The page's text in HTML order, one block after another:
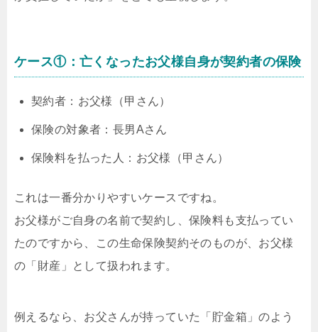
ケース①：亡くなったお父様自身が契約者の保険
契約者：お父様（甲さん）
保険の対象者：長男Aさん
保険料を払った人：お父様（甲さん）
これは一番分かりやすいケースですね。
お父様がご自身の名前で契約し、保険料も支払ってい
たのですから、この生命保険契約そのものが、お父様
の「財産」として扱われます。
例えるなら、お父さんが持っていた「貯金箱」のよう